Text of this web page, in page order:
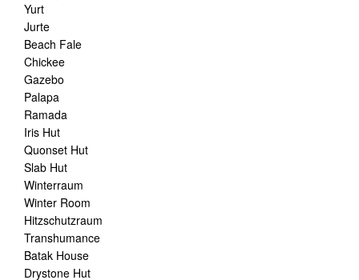
Yurt
Jurte
Beach Fale
Chickee
Gazebo
Palapa
Ramada
Iris Hut
Quonset Hut
Slab Hut
Winterraum
Winter Room
Hitzschutzraum
Transhumance
Batak House
Drystone Hut